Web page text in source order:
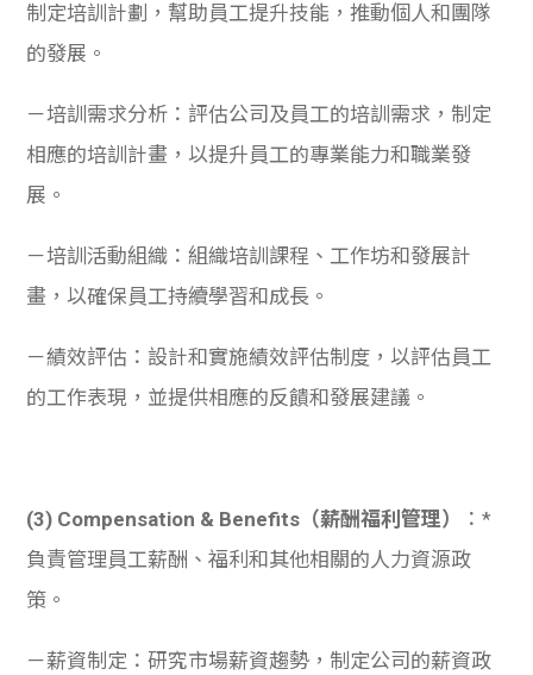
制定培訓計劃，幫助員工提升技能，推動個人和團隊
的發展。
－培訓需求分析：評估公司及員工的培訓需求，制定
相應的培訓計畫，以提升員工的專業能力和職業發
展。
－培訓活動組織：組織培訓課程、工作坊和發展計
畫，以確保員工持續學習和成長。
－績效評估：設計和實施績效評估制度，以評估員工
的工作表現，並提供相應的反饋和發展建議。
(3) Compensation & Benefits（薪酬福利管理）
：*
負責管理員工薪酬、福利和其他相關的人力資源政
策。
－薪資制定：研究市場薪資趨勢，制定公司的薪資政